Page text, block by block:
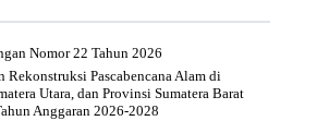
Nomor 22 Tahun 2026
Rekonstruksi Pascabencana Alam di
Utara, dan Provinsi Sumatera Barat
Anggaran 2026-2028